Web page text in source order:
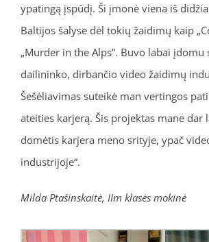
ypatingą įspūdį. Ši įmonė viena iš
Baltijos šalyse dėl tokių žaidimų kaip
„Murder in the Alps”. Buvo labai įdomu
dailininko, dirbančio video žaidimų
Šešėliavimas suteikė man vertingos
ateities karjerą. Šis projektas mane dar
domėtis karjera meno srityje, ypač
industrijoje“.
Milda Ptašinskaitė, IIm klasės mokinė